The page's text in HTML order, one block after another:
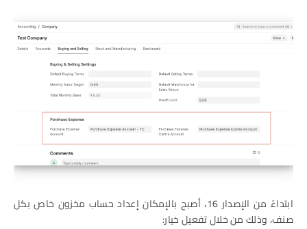
ابتداءً من الإصدار 16، أصبح بالإمكان إعداد حساب مخزون خاص بكل
صنف، وذلك من خلال تفعيل خيار: